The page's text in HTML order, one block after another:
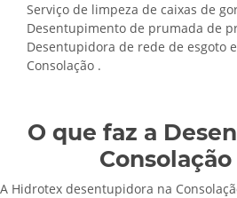
Serviço de limpeza de caixas de
Desentupimento de prumada de
Desentupidora de rede de esgoto
Consolação .
O que faz a
Consolação
A Hidrotex desentupidora na